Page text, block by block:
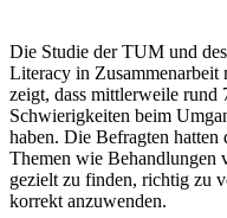
Die Studie der TUM und
Literacy in
zeigt, dass mittlerweile rund
Schwierigkeiten beim
haben. Die Befragten
Themen wie Behandlungen
gezielt zu finden, richtig zu
korrekt anzuwenden.